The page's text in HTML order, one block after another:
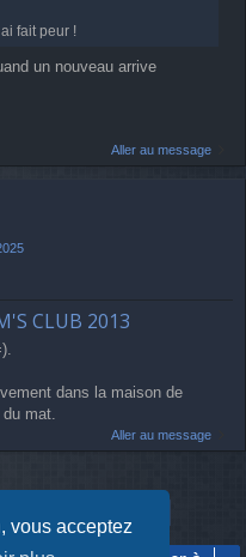
vous acceptez
fait peur !
un nouveau arrive
Aller au message
CLUB 2013
dans la maison de
mat.
Aller au message